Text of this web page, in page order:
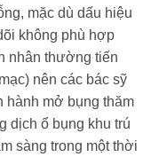
mặc dù dấu hiệu
không phù hợp
nhân thường tiến
nên các bác sỹ
hành mở bụng thăm
dịch ổ bụng khu trú
sàng trong một thời